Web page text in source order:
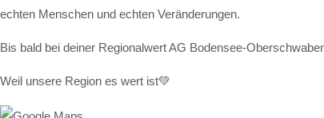
echten Menschen und echten Veränderungen.
Bis bald bei deiner Regionalwert AG Bodensee-
Weil unsere Region es wert ist💚